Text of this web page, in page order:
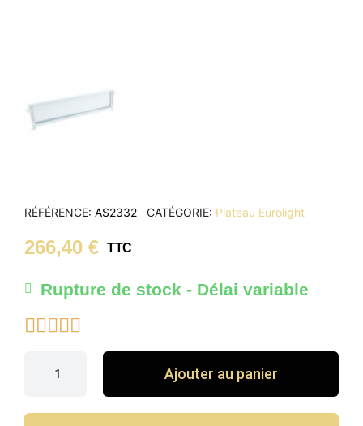
RÉFÉRENCE AS2332 CATÉGORIE Plateau Eurolight
266,40 € TTC
Rupture de stock - Délai variable

Ajouter au panier